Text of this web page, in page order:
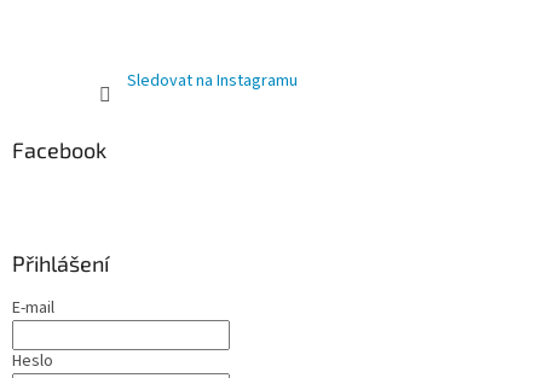
Sledovat na Instagramu
Facebook
Přihlášení
E-mail
Heslo